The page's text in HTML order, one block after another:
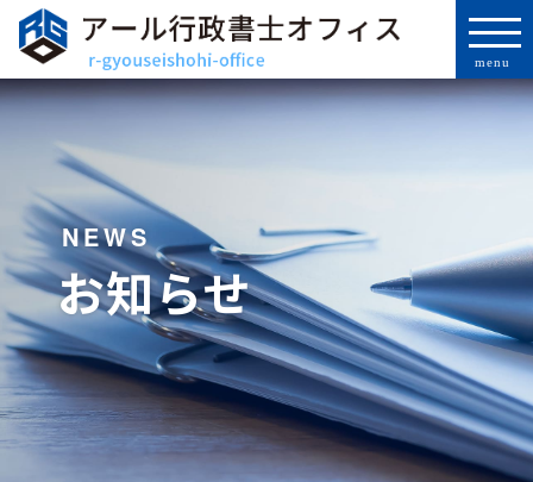
NEWS
お知らせ